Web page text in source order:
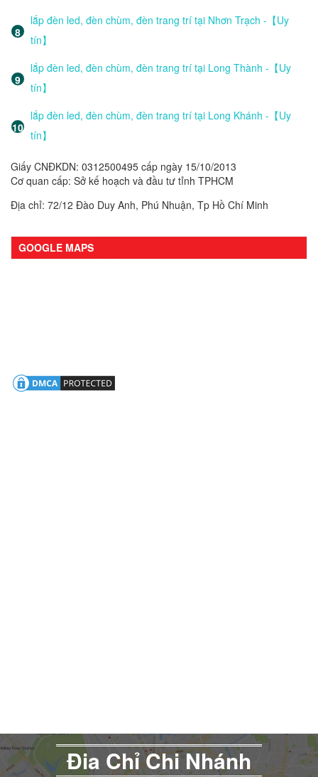
lắp đèn led, đèn chùm, đèn trang trí tại Nhơn Trạch -【Uy
tín】
lắp đèn led, đèn chùm, đèn trang trí tại Long Thành -【Uy
tín】
lắp đèn led, đèn chùm, đèn trang trí tại Long Khánh -【Uy
tín】
Giấy CNĐKDN: 0312500495 cấp ngày 15/10/2013
Cơ quan cấp: Sở kế hoạch và đầu tư tỉnh TPHCM
Địa chỉ: 72/12 Đào Duy Anh, Phú Nhuận, Tp Hồ Chí Minh
GOOGLE MAPS
Đia Chỉ Chi Nhánh